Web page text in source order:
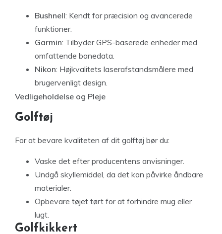
Bushnell: Kendt for præcision og avancerede
funktioner.
Garmin: Tilbyder GPS-baserede enheder med
omfattende banedata.
Nikon: Højkvalitets laserafstandsmålere med
brugervenligt design.
Vedligeholdelse og Pleje
Golftøj
For at bevare kvaliteten af dit golftøj bør du:
Vaske det efter producentens anvisninger.
Undgå skyllemiddel, da det kan påvirke åndbare
materialer.
Opbevare tøjet tørt for at forhindre mug eller
lugt.
Golfkikkert